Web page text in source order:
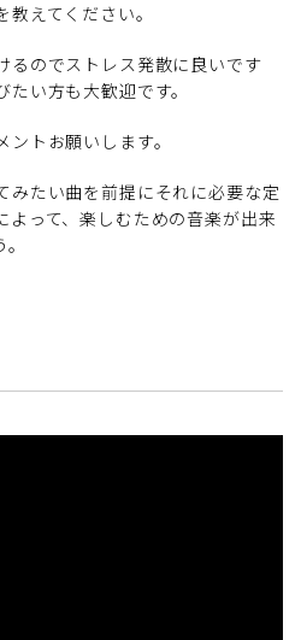
教えてください。
るのでストレス発散に良いです
い方も大歓迎です。
ントお願いします。
みたい曲を前提にそれに必要な定
よって、楽しむための音楽が出来